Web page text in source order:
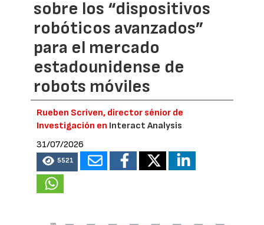
sobre los “dispositivos
robóticos avanzados”
para el mercado
estadounidense de
robots móviles
Rueben Scriven, director sénior de
Investigación en Interact Analysis
31/07/2026
5521